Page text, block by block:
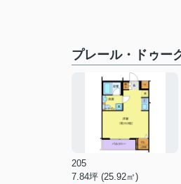
プレール・ドゥー
205
7.84坪 (25.92㎡)